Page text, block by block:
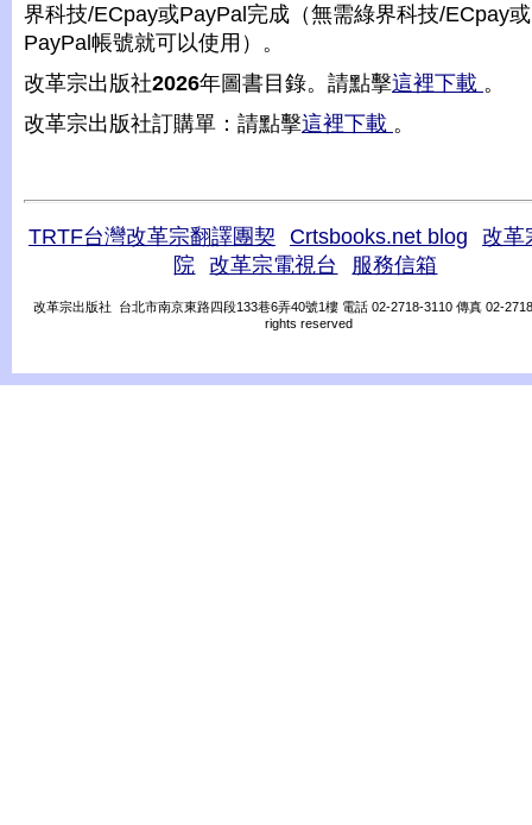
界科技/ECpay或PayPal完成（無需綠界科技/ECpay或
PayPal帳號就可以使用）。
改革宗出版社2026年圖書目錄。請點擊這裡下載 。
改革宗出版社訂購單：請點擊這裡下載 。
TRTF台灣改革宗翻譯團契 Crtsbooks.net blog
改革
院
改革宗電視台 服務信箱
改革宗出版社 台北市南京東路四段133巷6弄40號1樓 電話 02-2718-3110 傳真 02-
rights reserved